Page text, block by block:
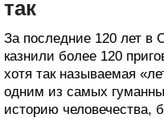
так
За последние 120 лет в
казнили более 120
хотя так называемая
одним из самых
историю человечества,